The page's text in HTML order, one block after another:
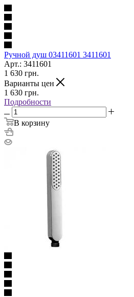
Ручной душ 03411601 3411601
Арт.: 3411601
1 630 грн.
Варианты цен
1 630 грн.
Подробности
В корзину